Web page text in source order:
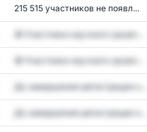
215 515 участников не появл...
🤩 Участники научного-развл...
🤩 Участники научного-развл...
До завершения регистрации н...
До завершения регистрации н...